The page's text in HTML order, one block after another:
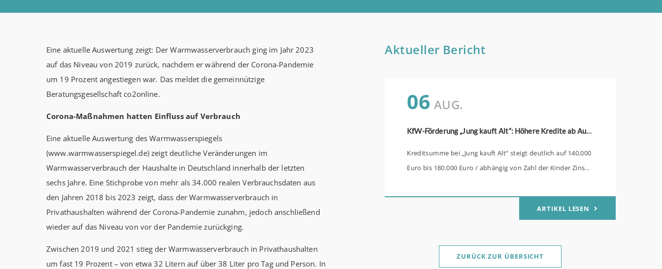
Eine aktuelle Auswertung zeigt: Der Warmwasserverbrauch ging im Jahr 2023
auf das Niveau von 2019 zurück, nachdem er während der Corona-Pandemie
um 19 Prozent angestiegen war. Das meldet die gemeinnützige
Beratungsgesellschaft co2online.
Corona-Maßnahmen hatten Einfluss auf Verbrauch
Eine aktuelle Auswertung des Warmwasserspiegels
(www.warmwasserspiegel.de) zeigt deutliche Veränderungen im
Warmwasserverbrauch der Haushalte in Deutschland innerhalb der letzten
sechs Jahre. Eine Stichprobe von mehr als 34.000 realen Verbrauchsdaten aus
den Jahren 2018 bis 2023 zeigt, dass der Warmwasserverbrauch in
Privathaushalten während der Corona-Pandemie zunahm, jedoch anschließend
wieder auf das Niveau von vor der Pandemie zurückging.
Zwischen 2019 und 2021 stieg der Warmwasserverbrauch in Privathaushalten
um fast 19 Prozent – von etwa 32 Litern auf über 38 Liter pro Tag und Person. In
Aktueller Bericht
06 AUG.
KfW-Förderung „Jung kauft Alt“: Höhere Kredite ab August 2026
Kreditsumme bei „Jung kauft Alt“ steigt deutlich auf 140.000
Euro bis 180.000 Euro / abhängig von Zahl der Kinder Zinsen
0,53 Prozent effektiv bei 35 Jahren Laufzeit und 10 Jahren
Zinsbindung Antragstellende verpflichten sich zuARTIKEL LESEN
ZURÜCK ZUR ÜBERSICHT